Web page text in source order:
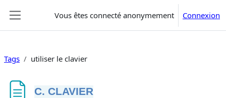
Vous êtes connecté anonymement Connexion
Tags utiliser le clavier
C. CLAVIER